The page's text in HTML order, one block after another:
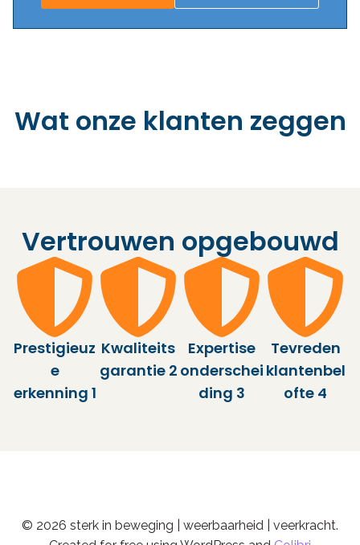
Wat onze klanten zeggen
Vertrouwen opgebouwd
Prestigieuz
e
erkenning 1
Kwaliteits
garantie 2
Expertise
onderschei
ding 3
Tevreden
klantenbel
ofte 4
© 2026 sterk in beweging | weerbaarheid | veerkracht.